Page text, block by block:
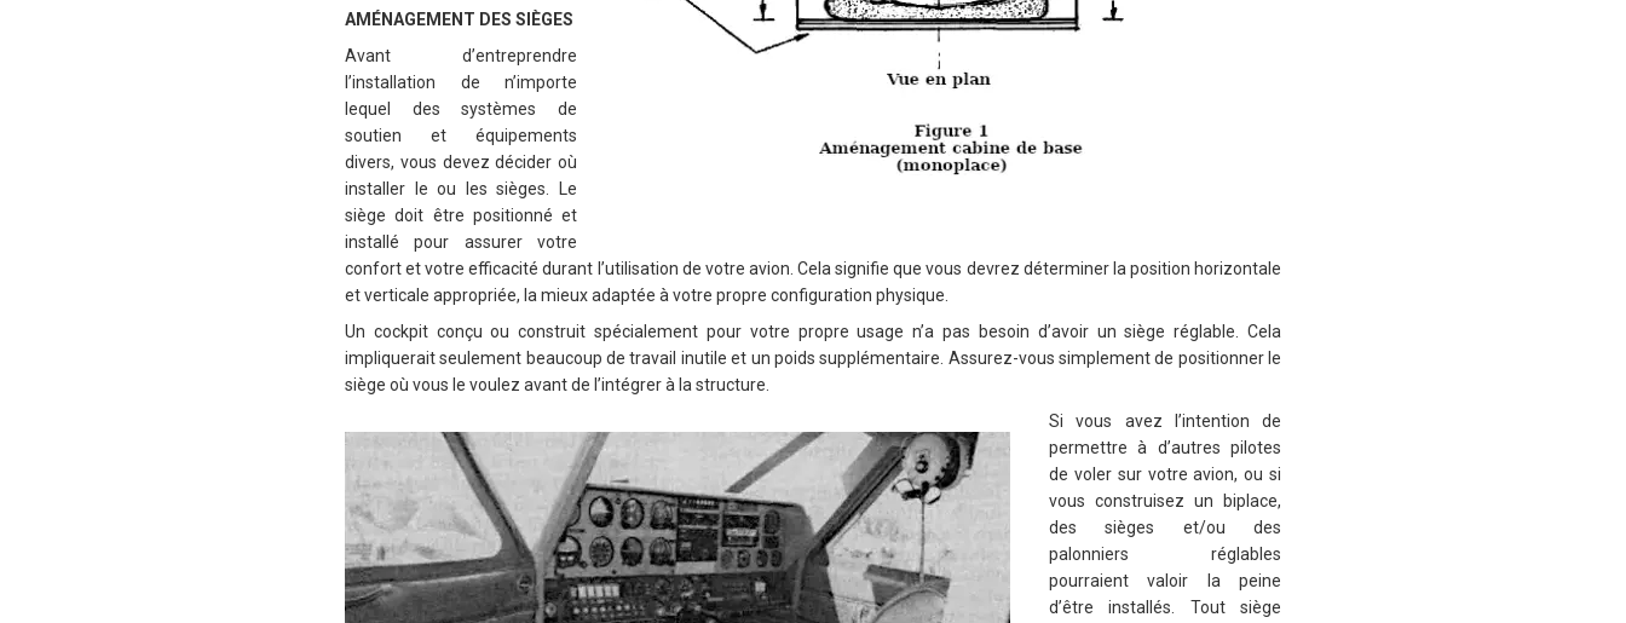
AMÉNAGEMENT DES SIÈGES
Avant d’entreprendre
l’installation de n’importe
lequel des systèmes de
soutien et équipements
divers, vous devez décider où
installer le ou les sièges. Le
siège doit être positionné et
installé pour assurer votre
confort et votre efficacité durant l’utilisation de votre avion. Cela signifie que vous devrez déterminer la position horizontale
et verticale appropriée, la mieux adaptée à votre propre configuration physique.
Un cockpit conçu ou construit spécialement pour votre propre usage n’a pas besoin d’avoir un siège réglable. Cela
impliquerait seulement beaucoup de travail inutile et un poids supplémentaire. Assurez-vous simplement de positionner le
siège où vous le voulez avant de l’intégrer à la structure.
Si vous avez l’intention de
permettre à d’autres pilotes
de voler sur votre avion, ou si
vous construisez un biplace,
des sièges et/ou des
palonniers réglables
pourraient valoir la peine
d’être installés. Tout siège